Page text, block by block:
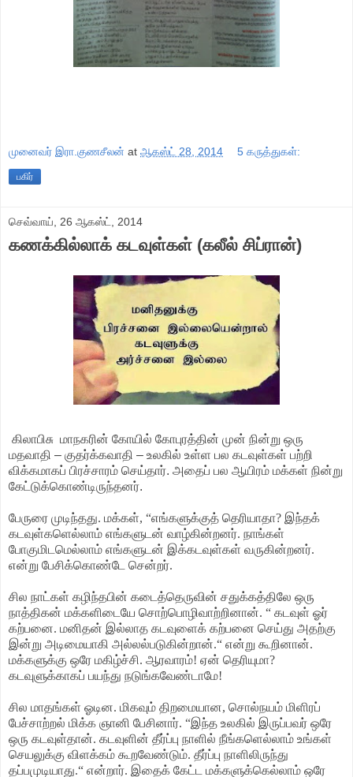
முனைவர் இரா.குணசீலன் at ஆகஸ்ட் 28, 2014 5 கருத்துகள்:
பகிர்
செவ்வாய், 26 ஆகஸ்ட், 2014
கணக்கில்லாக் கடவுள்கள் (கலீல் சிப்ரான்)
கிலாபிசு மாநகரின் கோயில் கோபுரத்தின் முன் நின்று ஒரு
மதவாதி – குதர்க்கவாதி – உலகில் உள்ள பல கடவுள்கள் பற்றி
விக்கமாகப் பிரச்சாரம் செய்தார். அதைப் பல ஆயிரம் மக்கள் நின்று
கேட்டுக்கொண்டிருந்தனர்.
பேருரை முடிந்தது. மக்கள், “எங்களுக்குத் தெரியாதா? இந்தக்
கடவுள்களெல்லாம் எங்களுடன் வாழ்கின்றனர். நாங்கள்
போகுமிடமெல்லாம் எங்களுடன் இக்கடவுள்கள் வருகின்றனர்.
என்று பேசிக்கொண்டே சென்றர்.
சில நாட்கள் கழிந்தபின் கடைத்தெருவின் சதுக்கத்திலே ஒரு
நாத்திகன் மக்களிடையே சொற்பொழிவாற்றினான். “ கடவுள் ஓர்
கற்பனை. மனிதன் இல்லாத கடவுளைக் கற்பனை செய்து அதற்கு
இன்று அடிமையாகி அல்லல்படுகின்றான்.“ என்று கூறினான்.
மக்களுக்கு ஒரே மகிழ்ச்சி. ஆரவாரம்! ஏன் தெரியுமா?
கடவுளுக்காகப் பயந்து நடுங்கவேண்டாமே!
சில மாதங்கள் ஓடின. மிகவும் திறமையான, சொல்நயம் மிளிரப்
பேச்சாற்றல் மிக்க ஞானி பேசினார். “இந்த உலகில் இருப்பவர் ஒரே
ஒரு கடவுள்தான். கடவுளின் தீர்ப்பு நாளில் நீங்களெல்லாம் உங்கள்
செயலுக்கு விளக்கம் கூறவேண்டும். தீர்ப்பு நாளிலிருந்து
தப்பமுடியாது.“ என்றார். இதைக் கேட்ட மக்களுக்கெல்லாம் ஒரே